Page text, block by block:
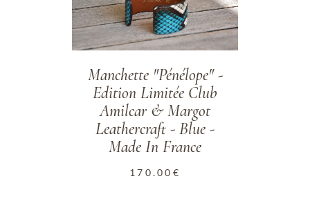
Manchette "Pénélope" -
Edition Limitée Club
Amilcar & Margot
Leathercraft - Blue -
Made In France
170.00 €